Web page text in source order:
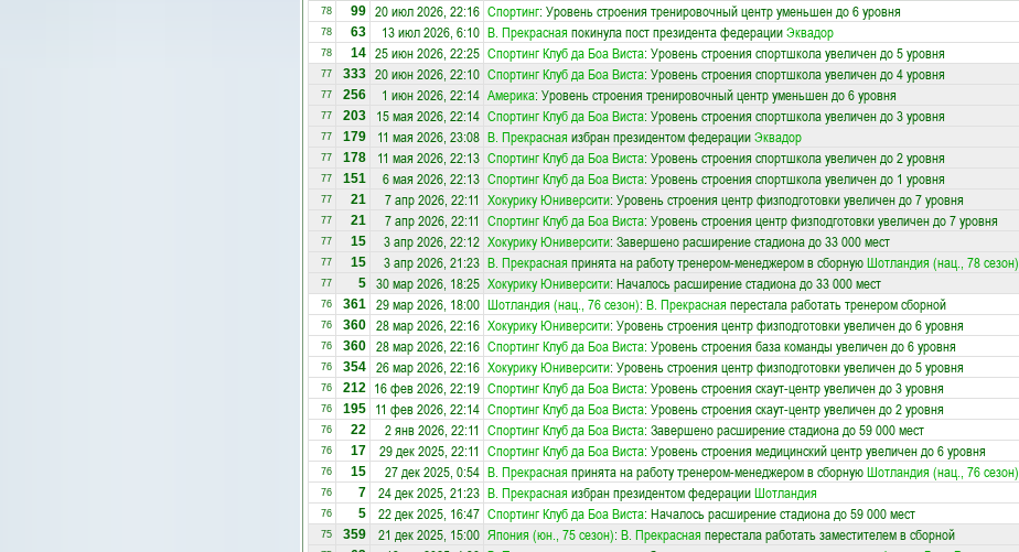
78 99 20 июл 2026, 22:16 Спортинг: Уровень строения тренировочный центр уменьшен до 6 уровня
78 63 13 июл 2026, 6:10 В. Прекрасная покинула пост президента федерацииЭквадор
78 14 25 июн 2026, 22:25 Спортинг Клуб да Боа Виста: Уровень строения спортшкола увеличен до 5 уровня
77 333 20 июн 2026, 22:10 Спортинг Клуб да Боа Виста: Уровень строения спортшкола увеличен до 4 уровня
77 256 1 июн 2026, 22:14 Америка: Уровень строения тренировочный центр уменьшен до 6 уровня
77 203 15 мая 2026, 22:14 Спортинг Клуб да Боа Виста: Уровень строения спортшкола увеличен до 3 уровня
77 179 11 мая 2026, 23:08 В. Прекрасная избран президентом федерацииЭквадор
77 178 11 мая 2026, 22:13 Спортинг Клуб да Боа Виста: Уровень строения спортшкола увеличен до 2 уровня
77 151 6 мая 2026, 22:13 Спортинг Клуб да Боа Виста: Уровень строения спортшкола увеличен до 1 уровня
77 21 7 апр 2026, 22:11 Хокурику Юниверсити: Уровень строения центр физподготовки увеличен до 7 уровня
77 21 7 апр 2026, 22:11 Спортинг Клуб да Боа Виста: Уровень строения центр физподготовки увеличен до 7 уровня
77 15 3 апр 2026, 22:12 Хокурику Юниверсити: Завершено расширение стадиона до 33 000 мест
77 15 3 апр 2026, 21:23 В. Прекрасная принята на работу тренером-менеджером в сборнуюШотландия (нац., 78 сезон)
77 5 30 мар 2026, 18:25 Хокурику Юниверсити: Началось расширение стадиона до 33 000 мест
76 361 29 мар 2026, 18:00 Шотландия (нац., 76 сезон): В. Прекрасная перестала работать тренером сборной
76 360 28 мар 2026, 22:16 Хокурику Юниверсити: Уровень строения центр физподготовки увеличен до 6 уровня
76 360 28 мар 2026, 22:16 Спортинг Клуб да Боа Виста: Уровень строения база команды увеличен до 6 уровня
76 354 26 мар 2026, 22:16 Хокурику Юниверсити: Уровень строения центр физподготовки увеличен до 5 уровня
76 212 16 фев 2026, 22:19 Спортинг Клуб да Боа Виста: Уровень строения скаут-центр увеличен до 3 уровня
76 195 11 фев 2026, 22:14 Спортинг Клуб да Боа Виста: Уровень строения скаут-центр увеличен до 2 уровня
76 22 2 янв 2026, 22:11 Спортинг Клуб да Боа Виста: Завершено расширение стадиона до 59 000 мест
76 17 29 дек 2025, 22:11 Спортинг Клуб да Боа Виста: Уровень строения медицинский центр увеличен до 6 уровня
76 15 27 дек 2025, 0:54 В. Прекрасная принята на работу тренером-менеджером в сборнуюШотландия (нац., 76 сезон)
76 7 24 дек 2025, 21:23 В. Прекрасная избран президентом федерацииШотландия
76 5 22 дек 2025, 16:47 Спортинг Клуб да Боа Виста: Началось расширение стадиона до 59 000 мест
75 359 21 дек 2025, 15:00 Япония (юн., 75 сезон): В. Прекрасная перестала работать заместителем в сборной